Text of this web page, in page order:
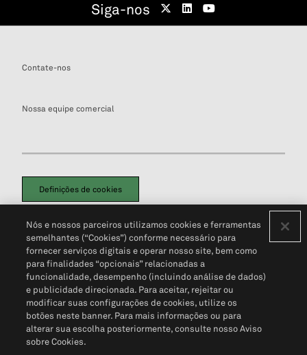
Siga-nos
Contate-nos
Nossa equipe comercial
Definições de cookies
Política de PrivacidadePortal de privacidade do cliente (em inglês)
Não Venda Minhas Informações Pessoais© 2026 S&P Global
Nós e nossos parceiros utilizamos cookies e ferramentas
semelhantes (“Cookies”) conforme necessário para
fornecer serviços digitais e operar nosso site, bem como
para finalidades “opcionais” relacionadas a
funcionalidade, desempenho (incluindo análise de dados)
e publicidade direcionada. Para aceitar, rejeitar ou
modificar suas configurações de cookies, utilize os
botões neste banner. Para mais informações ou para
alterar sua escolha posteriormente, consulte nosso Aviso
sobre Cookies.